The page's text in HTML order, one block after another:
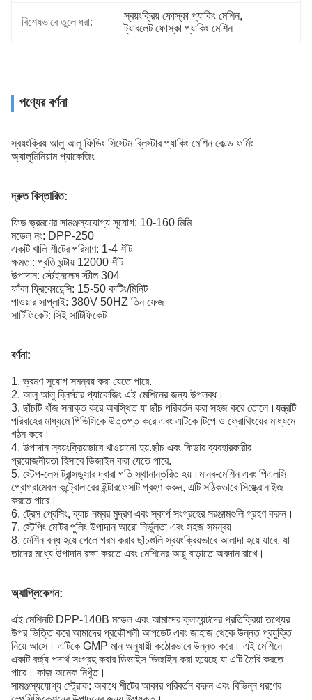
বিশেষভাবে তুলে ধরা:
স্বয়ংক্রিয় ফোস্কা প্যাকিং মেশিন,
ট্যাবলেট ফোস্কা প্যাকিং মেশিন
পণ্যের বর্ণনা
স্বয়ংক্রিয় আলু আলু ফিডিং সিস্টেম ব্লিস্টার প্যাকিং মেশিন কোল্ড ফর্মিং
অ্যালুমিনিয়াম প্যাকেজিং
দ্রুত বিস্তারিত:
ফিড ভ্রমণের সামঞ্জস্যযোগ্য সুযোগ: 10-160 মিমি
মডেল নং: DPP-250
একটি খালি শীটের পরিমাণ: 1-4 শীট
ক্ষমতা: প্রতি ঘন্টায় 12000 শীট
উপাদান: স্টেইনলেস স্টীল 304
ফাঁকা ফ্রিকোয়েন্সি: 15-50 কাটিং/মিনিট
পাওয়ার সাপ্লাই: 380V 50HZ তিন ফেজ
সার্টিফিকেট: সিই সার্টিফিকেট
বর্ণনা:
1. ভ্রমণ সুযোগ সমন্বয় করা যেতে পারে.
2. আলু আলু ব্লিস্টার প্যাকেজিং এই মেশিনের জন্য উপলব্ধ।
3. ছাঁচটি খাঁজ সনাক্ত করে অবস্থিত যা ছাঁচ পরিবর্তন করা সহজ করে তোলে।যন্ত্রটি
পরিবাহের মাধ্যমে পিভিসিকে উত্তপ্ত করে এবং এটিকে টিপে ও ফ্রোথিংয়ের মাধ্যমে
গঠন করে।
4. উপাদান স্বয়ংক্রিয়ভাবে খাওয়ানো হয়.ছাঁচ এবং ফিডার ব্যবহারকারীর
প্রয়োজনীয়তা হিসাবে ডিজাইন করা যেতে পারে.
5. স্টেপ-লেস ট্রান্সডুসার দ্বারা গতি স্থানান্তরিত হয়।মানব-মেশিন এবং পিএলসি
প্রোগ্রামেবল কন্ট্রোলারের ইন্টারফেসটি গ্রহণ করুন, এটি সঠিকভাবে সিঙ্ক্রোনাইজ
করতে পারে।
6. ট্রেস প্রেসিং, ব্যাচ নম্বর মুদ্রণ এবং স্কার্প সংগ্রহের সরঞ্জামগুলি গ্রহণ করুন।
7. স্টেপিং মোটর পুলিং উপাদান আরো নির্ভুলতা এবং সহজ সমন্বয়
8. মেশিন বন্ধ হয়ে গেলে গরম করার ছাঁচগুলি স্বয়ংক্রিয়ভাবে আলাদা হয়ে যাবে, যা
তাদের মধ্যে উপাদান রক্ষা করতে এবং মেশিনের আয়ু বাড়াতে অবদান রাখে।
অ্যাপ্লিকেশন:
এই মেশিনটি DPP-140B মডেল এবং আমাদের ক্লায়েন্টদের প্রতিক্রিয়া তথ্যের
উপর ভিত্তি করে আমাদের প্রকৌশলী আপডেট এবং জাহাজ থেকে উন্নত প্রযুক্তি
নিয়ে আসে। এটিকে GMP মান অনুযায়ী কঠোরভাবে উন্নত করে। এই মেশিনে
একটি বর্জ্য পদার্থ সংগ্রহ করার ডিভাইস ডিজাইন করা হয়েছে যা এটি তৈরি করতে
পারে। কাজ অনেক নিখুঁত।
সামঞ্জস্যযোগ্য স্ট্রোক: অবাধে শীটের আকার পরিবর্তন করুন এবং বিভিন্ন ধরণের